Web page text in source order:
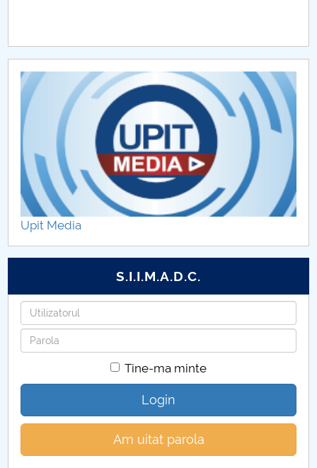
CAR2026
MENIU CANTINA
Posturi vacante - personal nedidactic 2024
Upit Media
S.I.I.M.A.D.C.
Utilizatorul
Parola
Tine-ma minte
Login
Am uitat parola